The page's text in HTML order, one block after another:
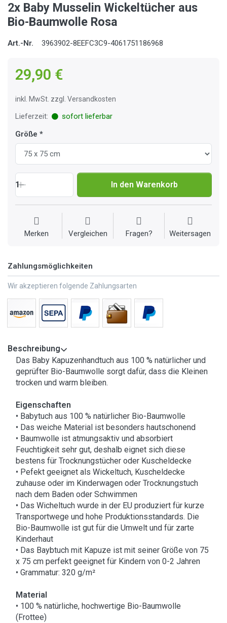
2x Baby Musselin Wickeltücher aus
Bio-Baumwolle Rosa
Art.-Nr. 3963902-8EEFC3C9-4061751186968
29,90 €
inkl. MwSt. zzgl. Versandkosten
Lieferzeit:
sofort lieferbar
Größe
1 In den Warenkorb
Merken Vergleichen Fragen? Weitersagen
Zahlungsmöglichkeiten
Wir akzeptieren folgende Zahlungsarten
Beschreibung
Das Baby Kapuzenhandtuch aus 100 % natürlicher und
geprüfter Bio-Baumwolle sorgt dafür, dass die Kleinen
trocken und warm bleiben.
Eigenschaften
• Babytuch aus 100 % natürlicher Bio-Baumwolle
• Das weiche Material ist besonders hautschonend
• Baumwolle ist atmungsaktiv und absorbiert
Feuchtigkeit sehr gut, deshalb eignet sich diese
bestens für Trocknungstücher oder Kuscheldecke
• Pefekt geeignet als Wickeltuch, Kuscheldecke
zuhause oder im Kinderwagen oder Trocknungstuch
nach dem Baden oder Schwimmen
• Das Wicheltuch wurde in der EU produziert für kurze
Transportwege und hohe Produktionsstandards. Die
Bio-Baumwolle ist gut für die Umwelt und für zarte
Kinderhaut
• Das Baybtuch mit Kapuze ist mit seiner Größe von 75
x 75 cm perfekt geeignet für Kindern von 0-2 Jahren
• Grammatur: 320 g/m²
Material
• 100 % natürliche, hochwertige Bio-Baumwolle
(Frottee)